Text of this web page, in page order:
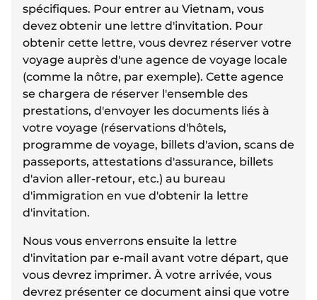
spécifiques. Pour entrer au Vietnam, vous
devez obtenir une lettre d'invitation. Pour
obtenir cette lettre, vous devrez réserver votre
voyage auprès d'une agence de voyage locale
(comme la nôtre, par exemple). Cette agence
se chargera de réserver l'ensemble des
prestations, d'envoyer les documents liés à
votre voyage (réservations d'hôtels,
programme de voyage, billets d'avion, scans de
passeports, attestations d'assurance, billets
d'avion aller-retour, etc.) au bureau
d'immigration en vue d'obtenir la lettre
d'invitation.
Nous vous enverrons ensuite la lettre
d'invitation par e-mail avant votre départ, que
vous devrez imprimer. À votre arrivée, vous
devrez présenter ce document ainsi que votre